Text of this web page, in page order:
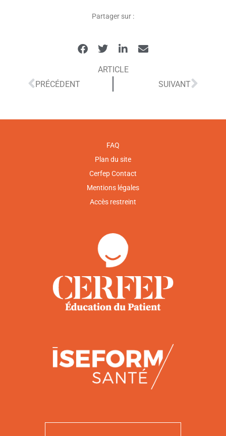
Partager sur :
ARTICLE
PRÉCÉDENT
SUIVANT
FAQ
Plan du site
Cerfep Contact
Mentions légales
Accès restreint